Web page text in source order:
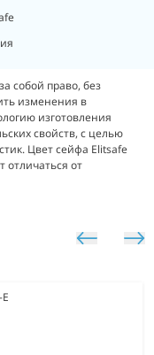
собой право, без
изменения в
изготовления
свойств, с целью
Цвет сейфа Elitsafe
отличаться от